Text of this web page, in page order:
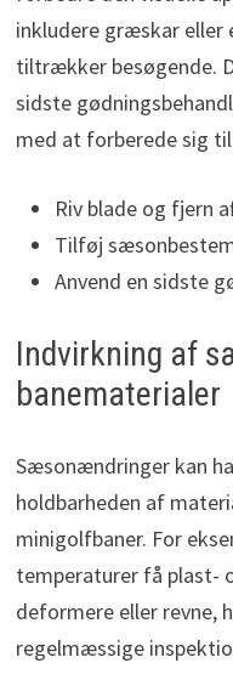
inkludere græskar eller
tiltrækker besøgende.
sidste
med at forberede sig
Riv blade og fjern
Tilføj
Anvend en sidste
Indvirkning af
banematerialer
Sæsonændringer kan
holdbarheden af
minigolfbaner. For
temperaturer få
deformere eller revne,
regelmæssige